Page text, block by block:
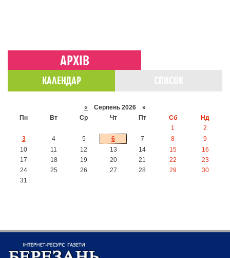
АРХІВ
КАЛЕНДАР
« Серпень 2026 »
Пн
Вт Ср Чт Пт Сб
Нд
1
2
3
4 5 6 7 8
9
10
11 12 13 14 15
16
17
18 19 20 21 22
23
24
25 26 27 28 29
30
31